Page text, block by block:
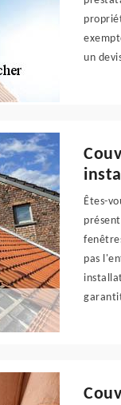
un
Êtes-
pas